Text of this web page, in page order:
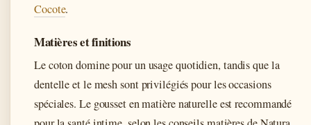
Cocote.
Matières et finitions
Le coton domine pour un usage quotidien, tandis que la
dentelle et le mesh sont privilégiés pour les occasions
spéciales. Le gousset en matière naturelle est recommandé